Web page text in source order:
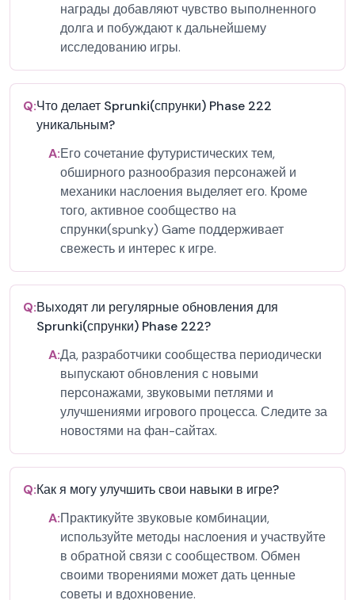
награды добавляют чувство выполненного
долга и побуждают к дальнейшему
исследованию игры.
Q:Что делает Sprunki(спрунки) Phase 222
уникальным?
A:Его сочетание футуристических тем,
обширного разнообразия персонажей и
механики наслоения выделяет его. Кроме
того, активное сообщество на
спрунки(spunky) Game поддерживает
свежесть и интерес к игре.
Q:Выходят ли регулярные обновления для
Sprunki(спрунки) Phase 222?
A:Да, разработчики сообщества периодически
выпускают обновления с новыми
персонажами, звуковыми петлями и
улучшениями игрового процесса. Следите за
новостями на фан-сайтах.
Q:Как я могу улучшить свои навыки в игре?
A:Практикуйте звуковые комбинации,
используйте методы наслоения и участвуйте
в обратной связи с сообществом. Обмен
своими творениями может дать ценные
советы и вдохновение.